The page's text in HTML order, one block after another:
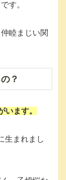
す。
睦まじい関
？
います。
生まれまし